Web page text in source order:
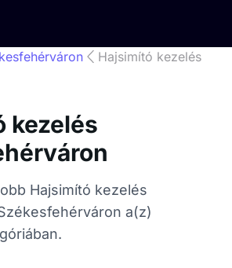
Hajsimító kezelés
kezelés
Hajsimító kezelés
a(z)